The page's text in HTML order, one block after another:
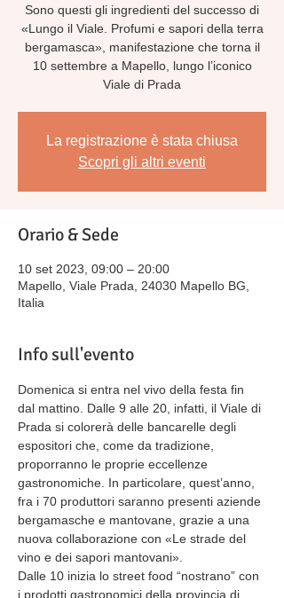
Sono questi gli ingredienti del successo di
«Lungo il Viale. Profumi e sapori della terra
bergamasca», manifestazione che torna il
10 settembre a Mapello, lungo l’iconico
Viale di Prada
La registrazione è stata chiusa
Scopri gli altri eventi
Orario & Sede
10 set 2023, 09:00 – 20:00
Mapello, Viale Prada, 24030 Mapello BG,
Italia
Info sull'evento
Domenica si entra nel vivo della festa fin
dal mattino. Dalle 9 alle 20, infatti, il Viale di
Prada si colorerà delle bancarelle degli
espositori che, come da tradizione,
proporranno le proprie eccellenze
gastronomiche. In particolare, quest’anno,
fra i 70 produttori saranno presenti aziende
bergamasche e mantovane, grazie a una
nuova collaborazione con «Le strade del
vino e dei sapori mantovani».
Dalle 10 inizia lo street food “nostrano” con
i prodotti gastronomici della provincia di